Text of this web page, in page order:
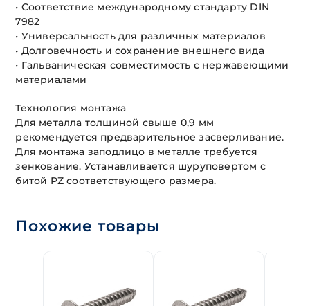
• Соответствие международному стандарту DIN
7982
• Универсальность для различных материалов
• Долговечность и сохранение внешнего вида
• Гальваническая совместимость с нержавеющими
материалами
Технология монтажа
Для металла толщиной свыше 0,9 мм
рекомендуется предварительное засверливание.
Для монтажа заподлицо в металле требуется
зенкование. Устанавливается шуруповертом с
битой PZ соответствующего размера.
Похожие товары